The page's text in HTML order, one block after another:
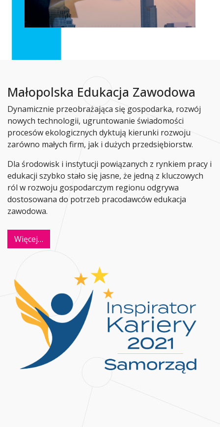
Małopolska Edukacja Zawodowa
Dynamicznie przeobrażająca się gospodarka, rozwój
nowych technologii, ugruntowanie świadomości
procesów ekologicznych dyktują kierunki rozwoju
zarówno małych firm, jak i dużych przedsiębiorstw.
Dla środowisk i instytucji powiązanych z rynkiem pracy i
edukacji szybko stało się jasne, że jedną z kluczowych
ról w rozwoju gospodarczym regionu odgrywa
dostosowana do potrzeb pracodawców edukacja
zawodowa.
Więcej…